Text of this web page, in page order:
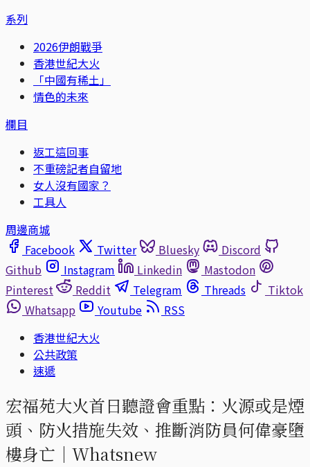
系列
2026伊朗戰爭
香港世紀大火
「中國有稀土」
情色的未來
欄目
返工這回事
不重磅記者自留地
女人沒有國家？
工具人
周邊商城
Facebook
Twitter Bluesky
Discord
Github
Instagram Linkedin
Mastodon
Pinterest
Reddit Telegram Threads
Tiktok
Whatsapp
Youtube
RSS
香港世紀大火
公共政策
速遞
宏福苑大火首日聽證會重點：火源或是煙
頭、防火措施失效、推斷消防員何偉豪墮
樓身亡｜Whatsnew